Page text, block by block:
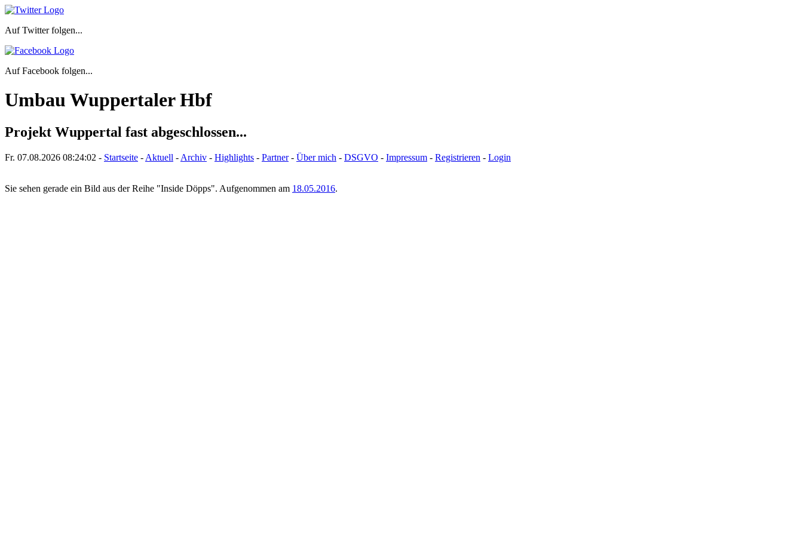
Auf Twitter folgen...
Auf Facebook folgen...
Umbau Wuppertaler Hbf
Projekt Wuppertal fast abgeschlossen...
Fr. 07.08.2026 08:24:02 - Startseite - Aktuell - Archiv - Highlights - Partner- Über mich - DSGVO - Impressum - Registrieren - Login
Sie sehen gerade ein Bild aus der Reihe "Inside Döpps". Aufgenommen am 18.05.2016.